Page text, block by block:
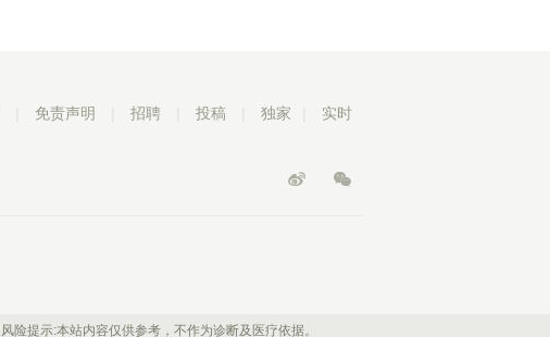
免责声明 招聘 投稿 独家 实时
风险提示:本站内容仅供参考，不作为诊断及医疗依据。